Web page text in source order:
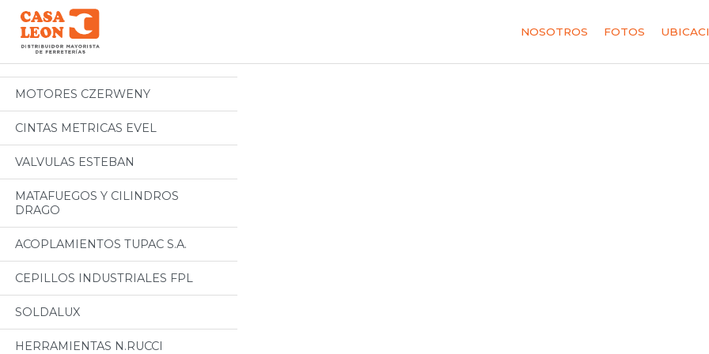
NOSOTROS FOTOS
Categorias
Todos
MOTORES CZERWENY
CINTAS METRICAS EVEL
VALVULAS ESTEBAN
MATAFUEGOS Y CILINDROS
DRAGO
ACOPLAMIENTOS TUPAC S.A.
CEPILLOS INDUSTRIALES FPL
SOLDALUX
HERRAMIENTAS N.RUCCI